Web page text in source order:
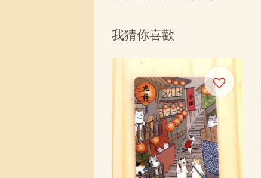
我猜你喜歡